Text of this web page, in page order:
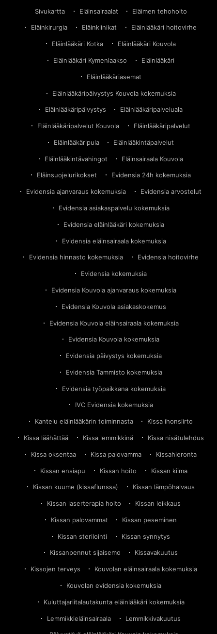
Sivukartta Eläinsairaalat Eläimen tehohoito
Eläinkirurgia Eläinklinikat Eläinlääkäri hoitovirhe
Eläinlääkäri Kotka Eläinlääkäri Kouvola
Eläinlääkäri Kymenlaakso Eläinlääkäri
Eläinlääkäriasemat
Eläinlääkäripäivystys Kouvola kokemuksia
Eläinlääkäripäivystys Eläinlääkäripalveluala
Eläinlääkäripalvelut Kouvola Eläinlääkäripalvelut
Eläinlääkäripula Eläinlääkintäpalvelut
Eläinlääkintävahingot Eläinsairaala Kouvola
Eläinsuojelurikokset Evidensia 24h kokemuksia
Evidensia ajanvaraus kokemuksia Evidensia arvostelut
Evidensia asiakaspalvelu kokemuksia
Evidensia eläinlääkäri kokemuksia
Evidensia eläinsairaala kokemuksia
Evidensia hinnasto kokemuksia Evidensia hoitovirhe
Evidensia kokemuksia
Evidensia Kouvola ajanvaraus kokemuksia
Evidensia Kouvola asiakaskokemus
Evidensia Kouvola eläinsairaala kokemuksia
Evidensia Kouvola kokemuksia
Evidensia päivystys kokemuksia
Evidensia Tammisto kokemuksia
Evidensia työpaikkana kokemuksia
IVC Evidensia kokemuksia
Kantelu eläinlääkärin toiminnasta Kissa ihonsiirto
Kissa läähättää Kissa lemmikkinä Kissa nisätulehdus
Kissa oksentaa Kissa palovamma Kissahieronta
Kissan ensiapu Kissan hoito Kissan kiima
Kissan kuume (kissaflunssa) Kissan lämpöhalvaus
Kissan laserterapia hoito Kissan leikkaus
Kissan palovammat Kissan peseminen
Kissan sterilointi Kissan synnytys
Kissanpennut sijaisemo Kissavakuutus
Kissojen terveys Kouvolan eläinsairaala kokemuksia
Kouvolan evidensia kokemuksia
Kuluttajariitalautakunta eläinlääkäri kokemuksia
Lemmikkieläinsairaala Lemmikkivakuutus